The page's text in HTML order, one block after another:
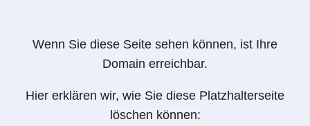
Wenn Sie diese Seite sehen können, ist Ihre
Domain erreichbar.
Hier erklären wir, wie Sie diese Platzhalterseite
löschen können: